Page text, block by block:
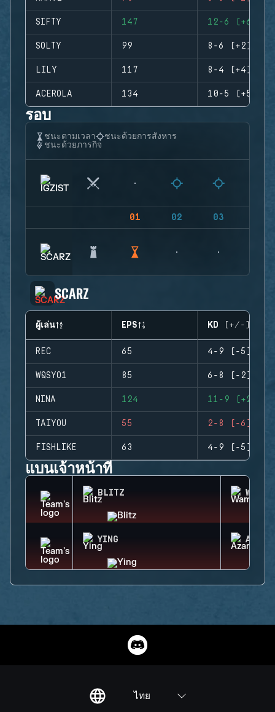
SIFTY 147 12-6 (+6)
SOLTY 99 8-6 (+2)
LILY 117 8-4 (+4)
ACEROLA 134 10-5 (+5)
รอบ
ชนะตามเวลา
ชนะด้วยการสังหาร
ชนะด้วยภารกิจ
01 02 03
SCARZ
ผู้เล่น EPS KD (+/-)
REC 65 4-9 (-5)
WQSYO1 85 6-8 (-2)
NINA 124 11-9 (+2)
TAIYOU 55 2-8 (-6)
FISHLIKE 63 4-9 (-5)
แบนเจ้าหน้าที่
BLITZ WAMAI
YING AZAMI
ไทย